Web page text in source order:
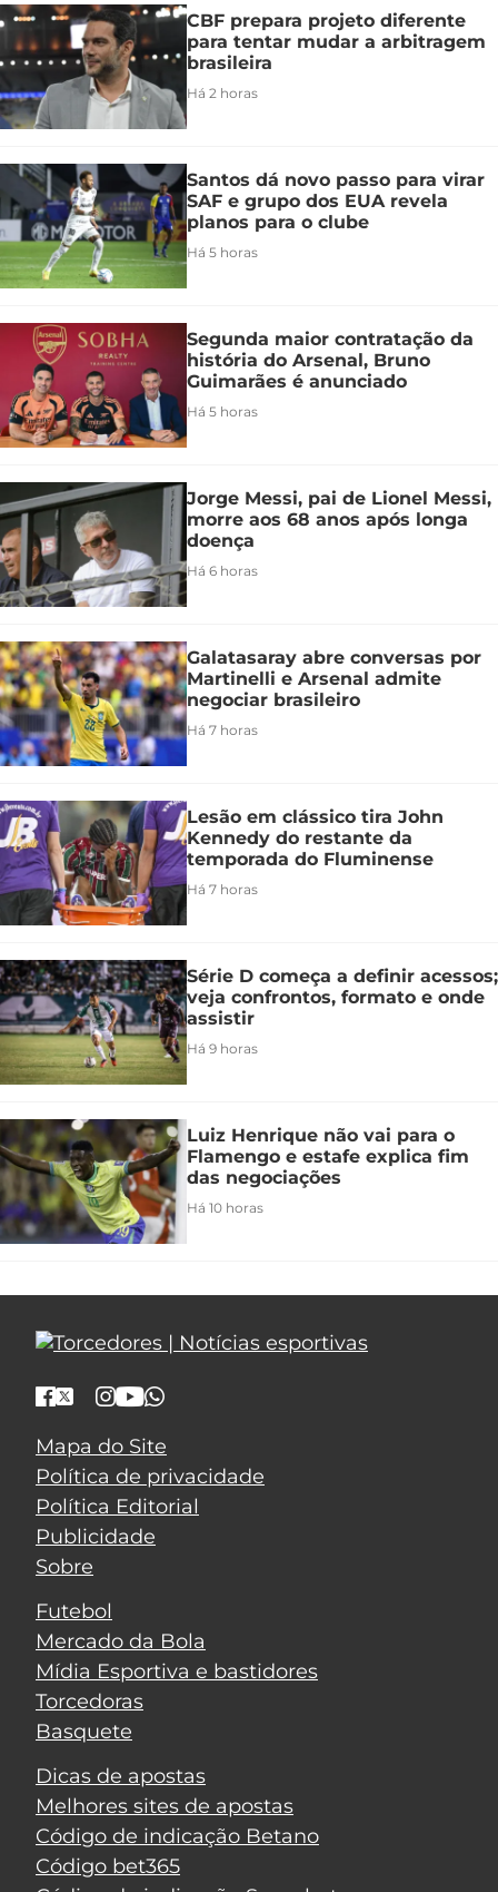
CBF prepara projeto diferente
para tentar mudar a arbitragem
brasileira
Há 2 horas
Santos dá novo passo para virar
SAF e grupo dos EUA revela
planos para o clube
Há 5 horas
Segunda maior contratação da
história do Arsenal, Bruno
Guimarães é anunciado
Há 5 horas
Jorge Messi, pai de Lionel Messi,
morre aos 68 anos após longa
doença
Há 6 horas
Galatasaray abre conversas por
Martinelli e Arsenal admite
negociar brasileiro
Há 7 horas
Lesão em clássico tira John
Kennedy do restante da
temporada do Fluminense
Há 7 horas
Série D começa a definir acessos;
veja confrontos, formato e onde
assistir
Há 9 horas
Luiz Henrique não vai para o
Flamengo e estafe explica fim
das negociações
Há 10 horas
Mapa do Site
Política de privacidade
Política Editorial
Publicidade
Sobre
Futebol
Mercado da Bola
Mídia Esportiva e bastidores
Torcedoras
Basquete
Dicas de apostas
Melhores sites de apostas
Código de indicação Betano
Código bet365